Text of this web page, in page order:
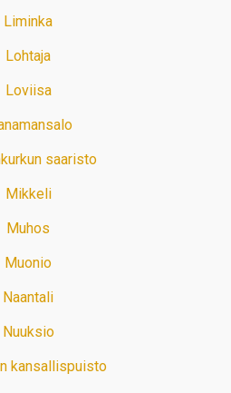
Liminka
Lohtaja
Loviisa
saaristo
Mikkeli
Muhos
Muonio
Naantali
Nuuksio
kansallispuisto